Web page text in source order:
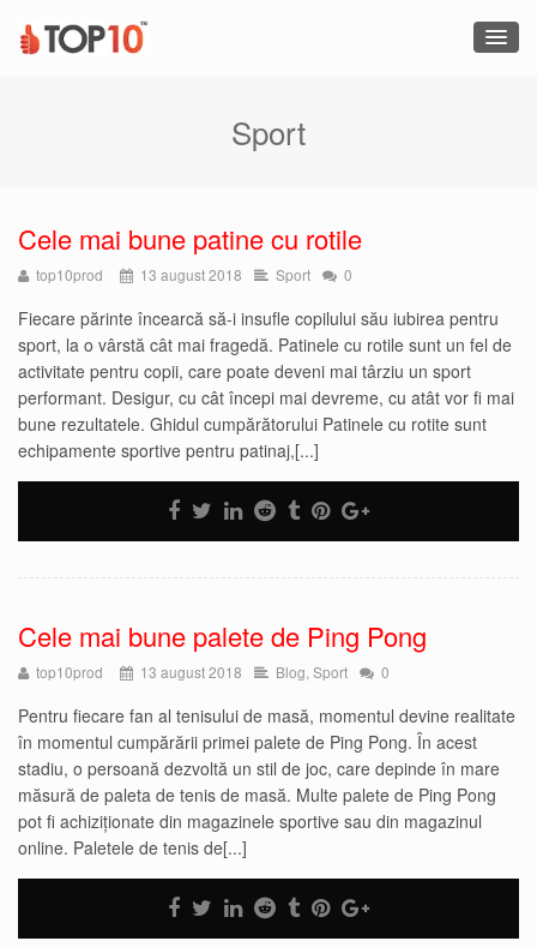
Sport
Cele mai bune patine cu rotile
top10prod 13 august 2018 Sport 0
Fiecare părinte încearcă să-i insufle copilului său iubirea pentru
sport, la o vârstă cât mai fragedă. Patinele cu rotile sunt un fel de
activitate pentru copii, care poate deveni mai târziu un sport
performant. Desigur, cu cât începi mai devreme, cu atât vor fi mai
bune rezultatele. Ghidul cumpărătorului Patinele cu rotite sunt
echipamente sportive pentru patinaj,[...]
Cele mai bune palete de Ping Pong
top10prod 13 august 2018 Blog, Sport 0
Pentru fiecare fan al tenisului de masă, momentul devine realitate
în momentul cumpărării primei palete de Ping Pong. În acest
stadiu, o persoană dezvoltă un stil de joc, care depinde în mare
măsură de paleta de tenis de masă. Multe palete de Ping Pong
pot fi achiziționate din magazinele sportive sau din magazinul
online. Paletele de tenis de[...]